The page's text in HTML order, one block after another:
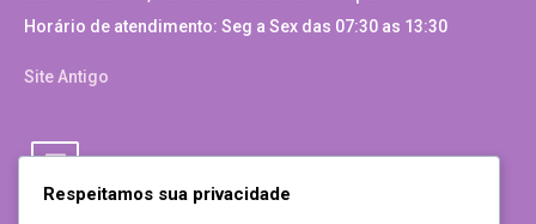
Horário de atendimento: Seg a Sex das 07:30 as 13:30
Site Antigo
Respeitamos sua privacidade